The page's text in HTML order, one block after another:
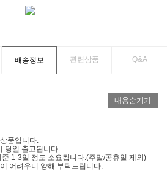
배송정보 관련상품 Q&A
내용숨기기
품입니다.
당일 출고됩니다.
1-3일 정도 소요됩니다.(주말/공휴일 제외)
어려우니 양해 부탁드립니다.